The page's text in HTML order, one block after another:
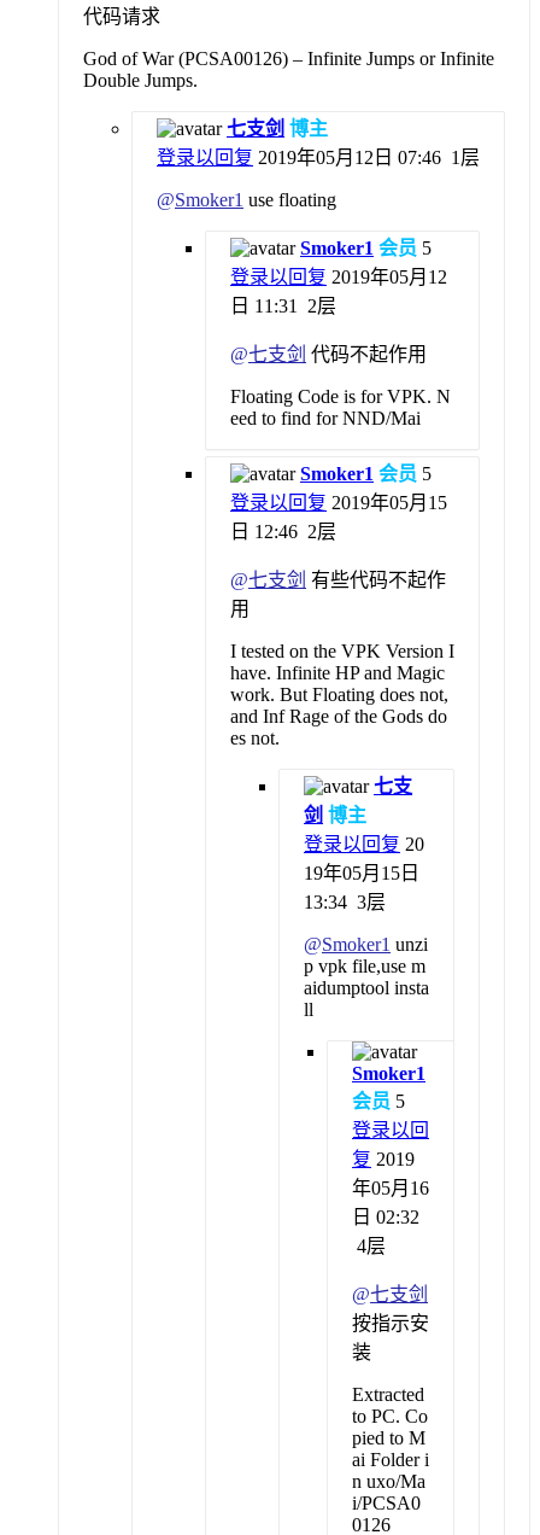
代码请求
God of War (PCSA00126) – Infinite Jumps or Infinite
Double Jumps.
七支剑 博主
登录以回复 2019年05月12日 07:46 1层
@Smoker1 use floating
Smoker1 会员 5
登录以回复 2019年05月12
日 11:31
2层
@七支剑 代码不起作用
Floating Code is for VPK. N
eed to find for NND/Mai
Smoker1 会员 5
登录以回复 2019年05月15
日 12:46 2层
@七支剑 有些代码不起作
用
I tested on the VPK Version I
have. Infinite HP and Magic
work. But Floating does not,
and Inf Rage of the Gods do
es not.
七支
剑 博主
登录以回复 20
19年05月15日
13:34 3层
@Smoker1 unzi
p vpk file,use m
aidumptool insta
ll
Smoker1
会员 5
登录以回
复 2019
年05月16
日 02:32
4层
@七支剑
按指示安
装
Extracted
to PC. Co
pied to M
ai Folder i
n uxo/Ma
i/PCSA0
0126